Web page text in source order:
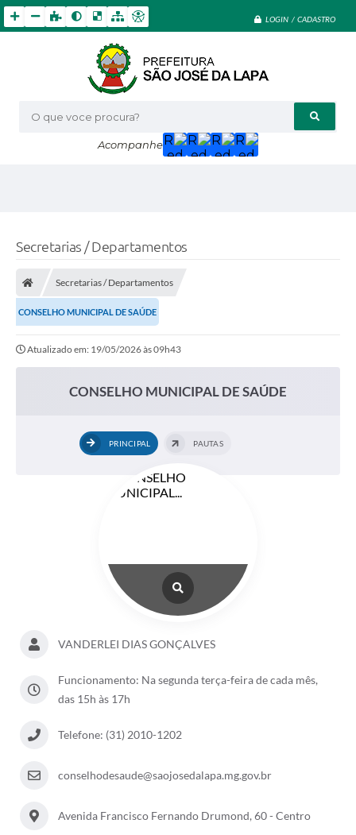
LOGIN / CADASTRO
O que voce procura?
Acompanhe
Secretarias / Departamentos
Secretarias / Departamentos
CONSELHO MUNICIPAL DE SAÚDE
Atualizado em: 19/05/2026 às 09h43
CONSELHO MUNICIPAL DE SAÚDE
PRINCIPAL PAUTAS
VANDERLEI DIAS GONÇALVES
Funcionamento: Na segunda terça-feira de cada mês,
das 15h às 17h
Telefone: (31) 2010-1202
conselhodesaude@saojosedalapa.mg.gov.br
Avenida Francisco Fernando Drumond, 60 - Centro